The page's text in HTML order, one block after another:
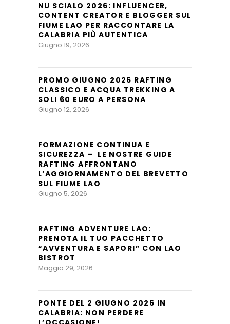
NU SCIALO 2026: INFLUENCER,
CONTENT CREATOR E BLOGGER SUL
FIUME LAO PER RACCONTARE LA
CALABRIA PIÙ AUTENTICA
Giugno 19, 2026
PROMO GIUGNO 2026 RAFTING
CLASSICO E ACQUA TREKKING A
SOLI 60 EURO A PERSONA
Giugno 12, 2026
FORMAZIONE CONTINUA E
SICUREZZA – LE NOSTRE GUIDE
RAFTING AFFRONTANO
L’AGGIORNAMENTO DEL BREVETTO
SUL FIUME LAO
Giugno 5, 2026
RAFTING ADVENTURE LAO:
PRENOTA IL TUO PACCHETTO
“AVVENTURA E SAPORI” CON LAO
BISTROT
Maggio 29, 2026
PONTE DEL 2 GIUGNO 2026 IN
CALABRIA: NON PERDERE